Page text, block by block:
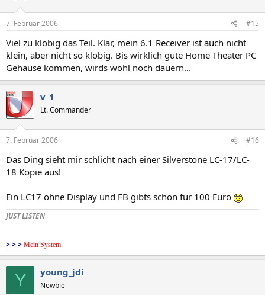
7. Februar 2006 #15
Viel zu klobig das Teil. Klar, mein 6.1 Receiver ist auch nicht
klein, aber nicht so klobig. Bis wirklich gute Home Theater PC
Gehäuse kommen, wirds wohl noch dauern...
v_1
Lt. Commander
7. Februar 2006 #16
Das Ding sieht mir schlicht nach einer Silverstone LC-17/LC-
18 Kopie aus!
Ein LC17 ohne Display und FB gibts schon für 100 Euro
JUST LISTEN
> > > Mein System
Y young_jdi
Newbie